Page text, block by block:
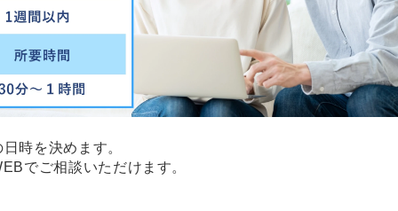
時を決めます。
でご相談いただけます。